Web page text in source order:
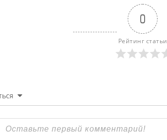
0
Рейтинг статьи